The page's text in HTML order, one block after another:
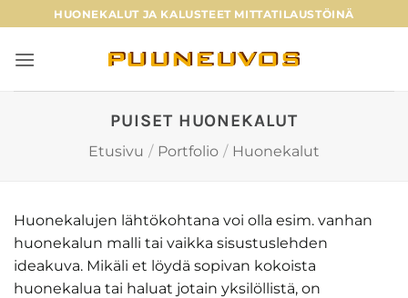
content
HUONEKALUT JA KALUSTEET MITTATILAUSTÖINÄ
PUISET HUONEKALUT
Etusivu / Portfolio / Huonekalut
Huonekalujen lähtökohtana voi olla esim. vanhan
huonekalun malli tai vaikka sisustuslehden
ideakuva. Mikäli et löydä sopivan kokoista
huonekalua tai haluat jotain yksilöllistä, on